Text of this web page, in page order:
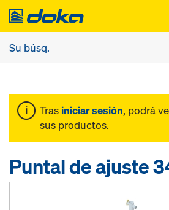
Tras iniciar sesión, podrá
sus productos.
Puntal de ajuste